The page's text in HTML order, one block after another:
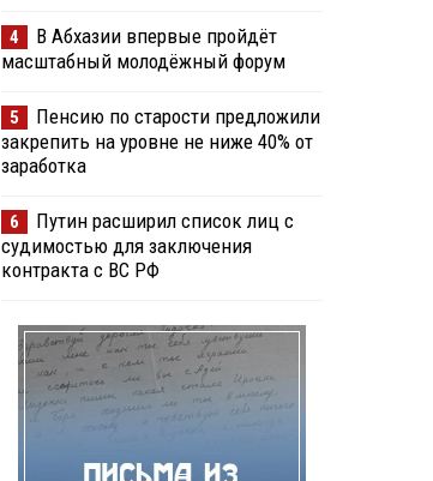
4
В Абхазии впервые пройдёт
масштабный молодёжный форум
5
Пенсию по старости предложили
закрепить на уровне не ниже 40% от
заработка
6
Путин расширил список лиц с
судимостью для заключения
контракта с ВС РФ